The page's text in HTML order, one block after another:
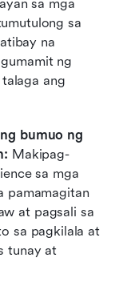
sa mga
sa
ng
ang
bumuo ng
Makipag-
sa mga
pamamagitan
at pagsali sa
sa pagkilala at
tunay at